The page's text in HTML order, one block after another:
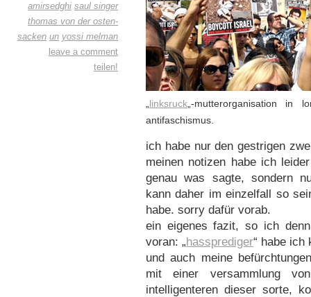
amirsedghi saul singer
thomas von der osten-
sacken un yossi melman
leave a comment
teilen!
„ linksruck„-mutterorganisation
antifaschismus.
ich habe nur den gestrigen
meinen notizen habe ich
genau was sagte, sondern
kann daher im einzelfall so
habe. sorry dafür vorab.
ein eigenes fazit, so ich
voran: „hassprediger“ habe ich
und auch meine
mit einer versammlung
intelligenteren dieser sorte,